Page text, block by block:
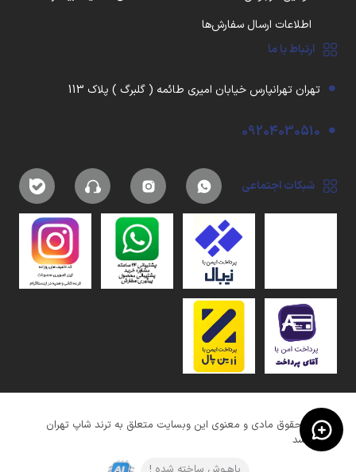
اطلاعات ارسال سفارش‌ها
ارتباط با ما
تهران تهرانپارس خیابان امیری طائمه ( گلبرگ ) پلاک 113
09204030510
شبکات اجتماعی
کلیه حقوق مادی و معنوی این وبسایت متعلق به ترند شاپ تهران
میباشد